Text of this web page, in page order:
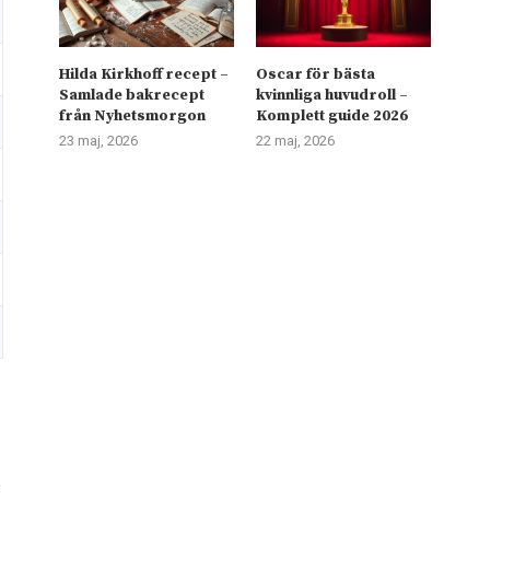
Hilda Kirkhoff recept –
Samlade bakrecept
från Nyhetsmorgon
23 maj, 2026
Oscar för bästa
kvinnliga huvudroll –
Komplett guide 2026
22 maj, 2026